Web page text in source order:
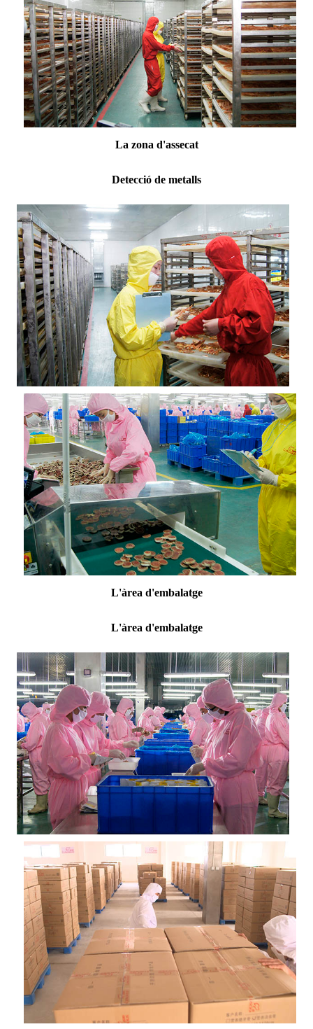
La zona d'assecat
Detecció de metalls
L'àrea d'embalatge
L'àrea d'embalatge